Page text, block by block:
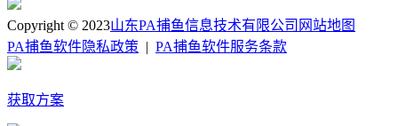
Copyright © 2023山东PA捕鱼信息技术有限公司 网站地图
PA捕鱼软件隐私政策
PA捕鱼软件服务条款
获取方案